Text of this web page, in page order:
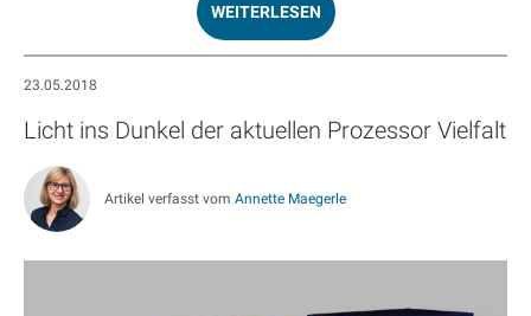
WEITERLESEN
23.05.2018
Licht ins Dunkel der aktuellen Prozessor Vielfalt
Artikel verfasst vom Annette Maegerle